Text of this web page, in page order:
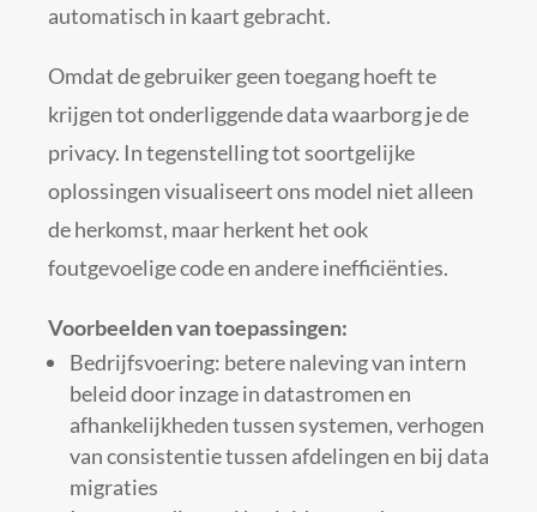
automatisch in kaart gebracht.
Omdat de gebruiker geen toegang hoeft te
krijgen tot onderliggende data waarborg je de
privacy. In tegenstelling tot soortgelijke
oplossingen visualiseert ons model niet alleen
de herkomst, maar herkent het ook
foutgevoelige code en andere inefficiënties.
Voorbeelden van toepassingen:
Bedrijfsvoering: betere naleving van intern
beleid door inzage in datastromen en
afhankelijkheden tussen systemen, verhogen
van consistentie tussen afdelingen en bij data
migraties